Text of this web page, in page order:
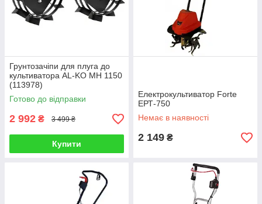
функціонує практично в будь-яких температурних
умовах;
легко збирається і перевозиться, тому що має
вартість нижче, ніж у бензинового аналога;
працювати з ним може не тільки фізично
підготовлена людина, завдяки невеликій вазі
электрокультиватора.
обсяг виконуваної ним роботи. Як правило, на
электрокультиваторах невисока потужність, якої цілком
достатньо для догляду за парників, клумбою, грядкою,
а деякі допоможуть підготувати город під посадку.
Глибина і ширина захвату – показник змінюється в
залежності від моделі. Ширина безпосередньо
Грунтозачіпи для плуга до
культиватора AL-KO МН 1150
(113978)
Готово до відправки
2 992 ₴ 3 499 ₴
Купити
Електрокультиватор Forte
ЕРТ-750
Немає в наявності
2 149 ₴